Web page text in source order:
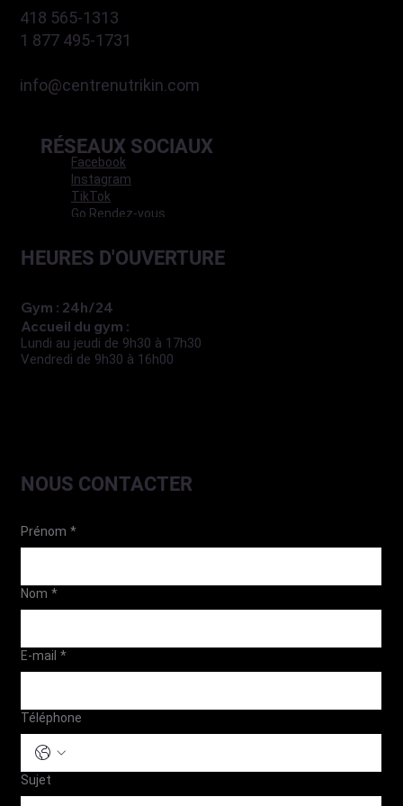
418 565-1313
1 877 495-1731
info@centrenutrikin.com
RÉSEAUX SOCIAUX
Facebook
Instagram
TikTok
Go Rendez-vous
HEURES D'OUVERTURE
Gym : 24h/24
Accueil du gym :
Lundi au jeudi de 9h30 à 17h30
Vendredi de 9h30 à 16h00
NOUS CONTACTER
Prénom *
Nom *
E-mail *
Téléphone
Sujet